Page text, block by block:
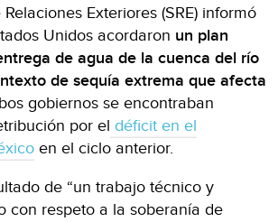
Exteriores (SRE) informó
Unidos acordaron un plan
de agua de la cuenca del río
de sequía extrema que afecta
gobiernos se encontraban
por el déficit en el
en el ciclo anterior.
de “un trabajo técnico y
con respeto a la soberanía de